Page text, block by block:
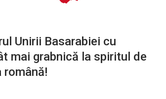
Unirii Basarabiei cu
mai grabnică la spiritul de
română!